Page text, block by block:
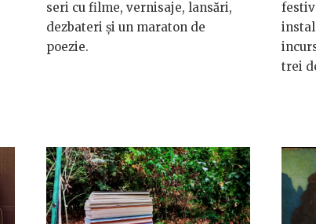
seri cu filme, vernisaje, lansări,
dezbateri și un maraton de
poezie.
trei